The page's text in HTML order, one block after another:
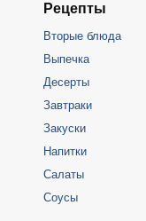
Рецепты
Вторые блюда
Выпечка
Десерты
Завтраки
Закуски
Напитки
Салаты
Соусы